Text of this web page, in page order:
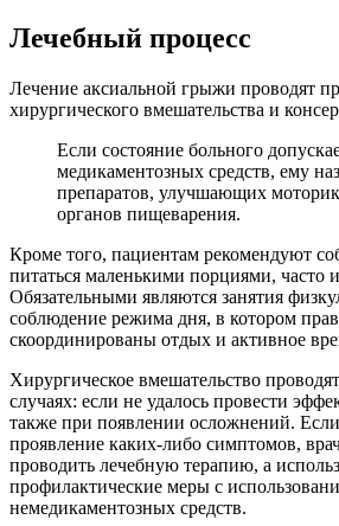
Лечебный процесс
Лечение аксиальной грыжи проводят
хирургического вмешательства и
Если состояние больного
медикаментозных средств, ему
препаратов, улучшающих
органов пищеварения.
Кроме того, пациентам рекомендуют
питаться маленькими порциями, часто
Обязательными являются занятия
соблюдение режима дня, в котором
скоординированы отдых и активное
Хирургическое вмешательство
случаях: если не удалось провести
также при появлении осложнений. Если
проявление каких-либо симптомов,
проводить лечебную терапию, а
профилактические меры с
немедикаментозных средств.